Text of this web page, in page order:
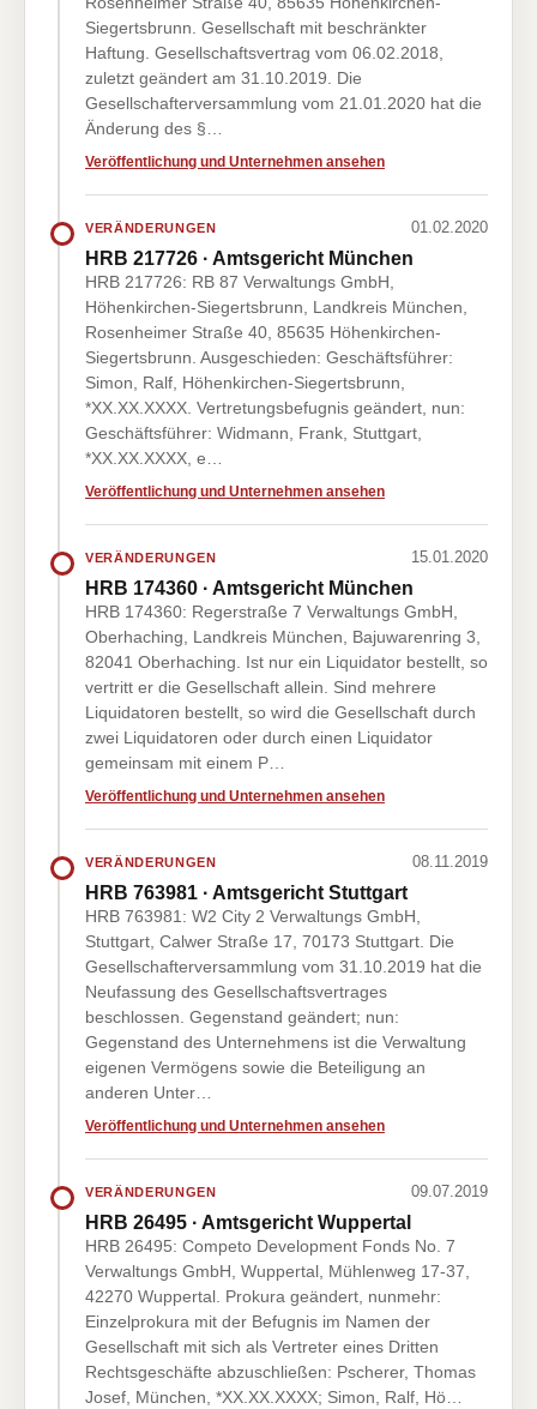
Siegertsbrunn. Gesellschaft mit beschränkter
Haftung. Gesellschaftsvertrag vom 06.02.2018,
zuletzt geändert am 31.10.2019. Die
Gesellschafterversammlung vom 21.01.2020 hat die
Änderung des §…
Veröffentlichung und Unternehmen ansehen
VERÄNDERUNGEN 01.02.2020
HRB 217726 · Amtsgericht München
HRB 217726: RB 87 Verwaltungs GmbH,
Höhenkirchen-Siegertsbrunn, Landkreis München,
Rosenheimer Straße 40, 85635 Höhenkirchen-
Siegertsbrunn. Ausgeschieden: Geschäftsführer:
Simon, Ralf, Höhenkirchen-Siegertsbrunn,
*XX.XX.XXXX. Vertretungsbefugnis geändert, nun:
Geschäftsführer: Widmann, Frank, Stuttgart,
*XX.XX.XXXX, e…
Veröffentlichung und Unternehmen ansehen
VERÄNDERUNGEN 15.01.2020
HRB 174360 · Amtsgericht München
HRB 174360: Regerstraße 7 Verwaltungs GmbH,
Oberhaching, Landkreis München, Bajuwarenring 3,
82041 Oberhaching. Ist nur ein Liquidator bestellt, so
vertritt er die Gesellschaft allein. Sind mehrere
Liquidatoren bestellt, so wird die Gesellschaft durch
zwei Liquidatoren oder durch einen Liquidator
gemeinsam mit einem P…
Veröffentlichung und Unternehmen ansehen
VERÄNDERUNGEN 08.11.2019
HRB 763981 · Amtsgericht Stuttgart
HRB 763981: W2 City 2 Verwaltungs GmbH,
Stuttgart, Calwer Straße 17, 70173 Stuttgart. Die
Gesellschafterversammlung vom 31.10.2019 hat die
Neufassung des Gesellschaftsvertrages
beschlossen. Gegenstand geändert; nun:
Gegenstand des Unternehmens ist die Verwaltung
eigenen Vermögens sowie die Beteiligung an
anderen Unter…
Veröffentlichung und Unternehmen ansehen
VERÄNDERUNGEN 09.07.2019
HRB 26495 · Amtsgericht Wuppertal
HRB 26495: Competo Development Fonds No. 7
Verwaltungs GmbH, Wuppertal, Mühlenweg 17-37,
42270 Wuppertal. Prokura geändert, nunmehr:
Einzelprokura mit der Befugnis im Namen der
Gesellschaft mit sich als Vertreter eines Dritten
Rechtsgeschäfte abzuschließen: Pscherer, Thomas
Josef, München, *XX.XX.XXXX; Simon, Ralf, Hö…